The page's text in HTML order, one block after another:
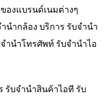
องแบรนด์เนมต่างๆ
นำกล้อง บริการ รับจำนำ
ำนำโทรศัพท์ รับจำนำไอ
รับจำนำสินค้าไอที รับ